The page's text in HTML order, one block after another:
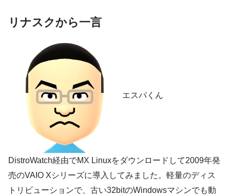
リナスクから一言
エスパくん
DistroWatch経由でMX Linuxをダウンロードして2009年発
売のVAIO Xシリーズに導入してみました。軽量のディス
トリビューションで、古い32bitのWindowsマシンでも動